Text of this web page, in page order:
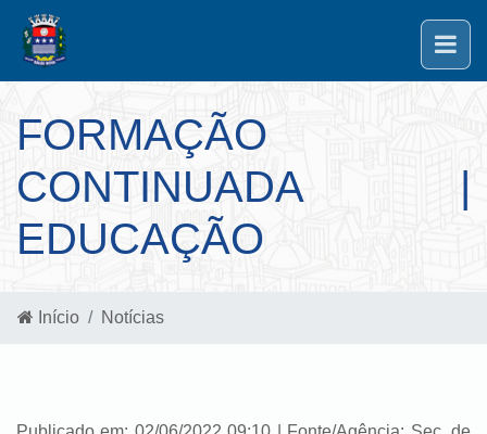
FORMAÇÃO
CONTINUADA |
EDUCAÇÃO
Início Notícias